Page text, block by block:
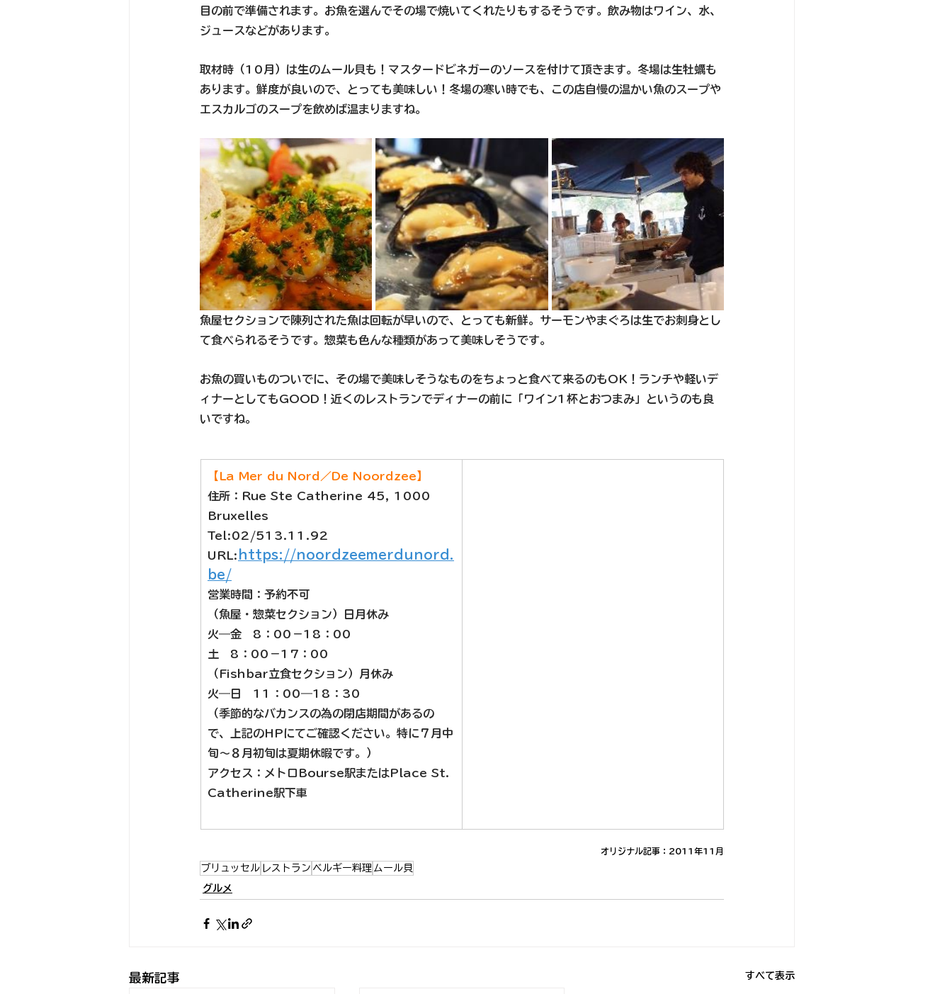
目の前で準備されます。お魚を選んでその場で焼いてくれたりもするそうです。飲み物はワイン、水、
ジュースなどがあります。
取材時（10月）は生のムール貝も！マスタードビネガーのソースを付けて頂きます。冬場は生牡蠣も
あります。鮮度が良いので、とっても美味しい！冬場の寒い時でも、この店自慢の温かい魚のスープや
エスカルゴのスープを飲めば温まりますね。
魚屋セクションで陳列された魚は回転が早いので、とっても新鮮。サーモンやまぐろは生でお刺身とし
て食べられるそうです。惣菜も色んな種類があって美味しそうです。
お魚の買いものついでに、その場で美味しそうなものをちょっと食べて来るのもOK！ランチや軽いデ
ィナーとしてもGOOD！近くのレストランでディナーの前に「ワイン1杯とおつまみ」というのも良
いですね。
【La Mer du Nord／De Noordzee】
住所 ：Rue Ste Catherine 45, 1000
Bruxelles
Tel:02/513.11.92
URL: https://noordzeemerdunord.
be/
営業時間：予約不可
（魚屋・惣菜セクション）日月休み
火―金　8：00－18：00
土　8：00－17：00
（Fishbar立食セクション）月休み
火―日　11：00―18：30
（季節的なバカンスの為の閉店期間があるの
で、上記のHPにてご確認ください。特に７月中
旬～８月初旬は夏期休暇です。）
アクセス ：メトロBourse駅またはPlace St.
Catherine駅下車
オリジナル記事：2011年11月
ブリュッセル レストラン ベルギー料理 ムール貝
グルメ
最新記事 すべて表示